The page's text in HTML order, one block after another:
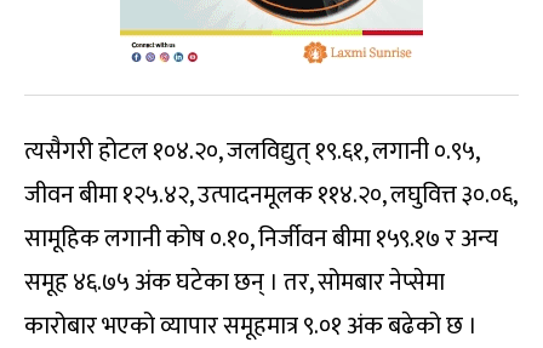
त्यसैगरी होटल १०४.२०, जलविद्युत् १९.६१, लगानी ०.९५,
जीवन बीमा १२५.४२, उत्पादनमूलक ११४.२०, लघुवित्त ३०.०६,
सामूहिक लगानी कोष ०.१०, निर्जीवन बीमा १५९.१७ र अन्य
समूह ४६.७५ अंक घटेका छन् । तर, सोमबार नेप्सेमा
कारोबार भएको व्यापार समूहमात्र ९.०१ अंक बढेको छ ।